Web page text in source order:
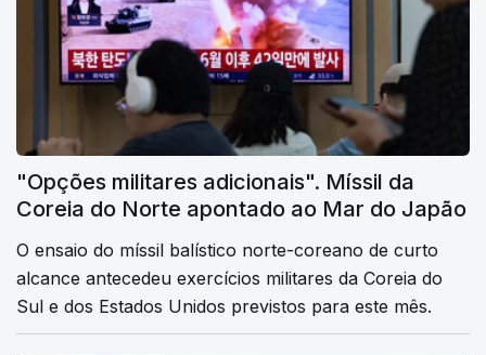
"Opções militares adicionais". Míssil da
Coreia do Norte apontado ao Mar do Japão
O ensaio do míssil balístico norte-coreano de curto
alcance antecedeu exercícios militares da Coreia do
Sul e dos Estados Unidos previstos para este mês.